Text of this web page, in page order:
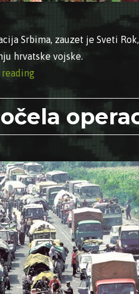
Srbima, zauzet je Sveti
hrvatske vojske.
“05.08.1995. –